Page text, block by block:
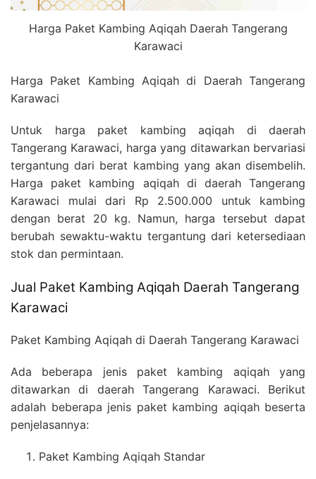
Harga Paket Kambing Aqiqah Daerah Tangerang
Karawaci
Harga Paket Kambing Aqiqah di Daerah Tangerang
Karawaci
Untuk harga paket kambing aqiqah di daerah
Tangerang Karawaci, harga yang ditawarkan bervariasi
tergantung dari berat kambing yang akan disembelih.
Harga paket kambing aqiqah di daerah Tangerang
Karawaci mulai dari Rp 2.500.000 untuk kambing
dengan berat 20 kg. Namun, harga tersebut dapat
berubah sewaktu-waktu tergantung dari ketersediaan
stok dan permintaan.
Jual Paket Kambing Aqiqah Daerah Tangerang
Karawaci
Paket Kambing Aqiqah di Daerah Tangerang Karawaci
Ada beberapa jenis paket kambing aqiqah yang
ditawarkan di daerah Tangerang Karawaci. Berikut
adalah beberapa jenis paket kambing aqiqah beserta
penjelasannya:
Paket Kambing Aqiqah Standar